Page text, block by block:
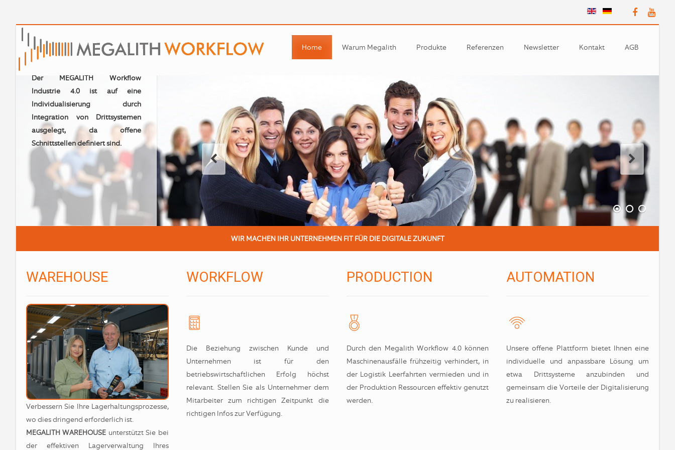
Home Warum Megalith
Produkte
Warehouse
Analytics
Referenzen Newsletter
Kontakt
AGB
Unser Produkt ist nicht unsere
Grenze! Die Integration von
Drittsystemen per offener API
Schnittstelle eröffnet ungeahnte
Möglichkeiten.
WIR MACHEN IHR UNTERNEHMEN FIT FÜR DIE DIGITALE ZUKUNFT
WAREHOUSE
Verbessern Sie Ihre Lagerhaltungsprozesse,
wo dies dringend erforderlich ist.
MEGALITH WAREHOUSE unterstützt Sie bei
der effektiven Lagerverwaltung Ihres
WORKFLOW
Die Beziehung zwischen Kunde und
Unternehmen ist für den
betriebswirtschaftlichen Erfolg höchst
relevant. Stellen Sie als Unternehmer dem
Mitarbeiter zum richtigen Zeitpunkt die
richtigen Infos zur Verfügung.
PRODUCTION
Durch den Megalith Workflow 4.0 können
Maschinenausfälle frühzeitig verhindert, in
der Logistik Leerfahrten vermieden und in
der Produktion Ressourcen effektiv genutzt
werden.
AUTOMATION
Unsere offene Plattform bietet Ihnen eine
individuelle und anpassbare Lösung um
etwa Drittsysteme anzubinden und
gemeinsam die Vorteile der Digitalisierung
zu realisieren.